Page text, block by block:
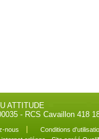
ATTITUDE
- RCS Cavaillon 418
nous
Conditions